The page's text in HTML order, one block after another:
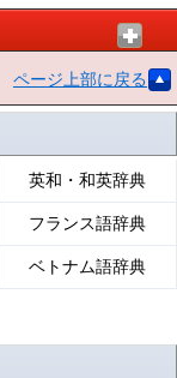
ページ上部に戻る
英和・和英辞典
フランス語辞典
ベトナム語辞典